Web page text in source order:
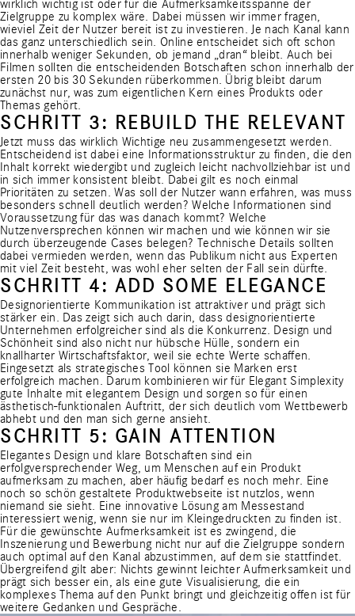
wirklich wichtig ist oder für die Aufmerksamkeitsspanne der
Zielgruppe zu komplex wäre. Dabei müssen wir immer fragen,
wieviel Zeit der Nutzer bereit ist zu investieren. Je nach Kanal kann
das ganz unterschiedlich sein. Online entscheidet sich oft schon
innerhalb weniger Sekunden, ob jemand „dran“ bleibt. Auch bei
Filmen sollten die entscheidenden Botschaften schon innerhalb der
ersten 20 bis 30 Sekunden rüberkommen. Übrig bleibt darum
zunächst nur, was zum eigentlichen Kern eines Produkts oder
Themas gehört.
SCHRITT 3: REBUILD THE RELEVANT
Jetzt muss das wirklich Wichtige neu zusammengesetzt werden.
Entscheidend ist dabei eine Informationsstruktur zu finden, die den
Inhalt korrekt wiedergibt und zugleich leicht nachvollziehbar ist und
in sich immer konsistent bleibt. Dabei gilt es noch einmal
Prioritäten zu setzen. Was soll der Nutzer wann erfahren, was muss
besonders schnell deutlich werden? Welche Informationen sind
Voraussetzung für das was danach kommt? Welche
Nutzenversprechen können wir machen und wie können wir sie
durch überzeugende Cases belegen? Technische Details sollten
dabei vermieden werden, wenn das Publikum nicht aus Experten
mit viel Zeit besteht, was wohl eher selten der Fall sein dürfte.
SCHRITT 4: ADD SOME ELEGANCE
Designorientierte Kommunikation ist attraktiver und prägt sich
stärker ein. Das zeigt sich auch darin, dass designorientierte
Unternehmen erfolgreicher sind als die Konkurrenz. Design und
Schönheit sind also nicht nur hübsche Hülle, sondern ein
knallharter Wirtschaftsfaktor, weil sie echte Werte schaffen.
Eingesetzt als strategisches Tool können sie Marken erst
erfolgreich machen. Darum kombinieren wir für Elegant Simplexity
gute Inhalte mit elegantem Design und sorgen so für einen
ästhetisch-funktionalen Auftritt, der sich deutlich vom Wettbewerb
abhebt und den man sich gerne ansieht.
SCHRITT 5: GAIN ATTENTION
Elegantes Design und klare Botschaften sind ein
erfolgversprechender Weg, um Menschen auf ein Produkt
aufmerksam zu machen, aber häufig bedarf es noch mehr. Eine
noch so schön gestaltete Produktwebseite ist nutzlos, wenn
niemand sie sieht. Eine innovative Lösung am Messestand
interessiert wenig, wenn sie nur im Kleingedruckten zu finden ist.
Für die gewünschte Aufmerksamkeit ist es zwingend, die
Inszenierung und Bewerbung nicht nur auf die Zielgruppe sondern
auch optimal auf den Kanal abzustimmen, auf dem sie stattfindet.
Übergreifend gilt aber: Nichts gewinnt leichter Aufmerksamkeit und
prägt sich besser ein, als eine gute Visualisierung, die ein
komplexes Thema auf den Punkt bringt und gleichzeitig offen ist für
weitere Gedanken und Gespräche.